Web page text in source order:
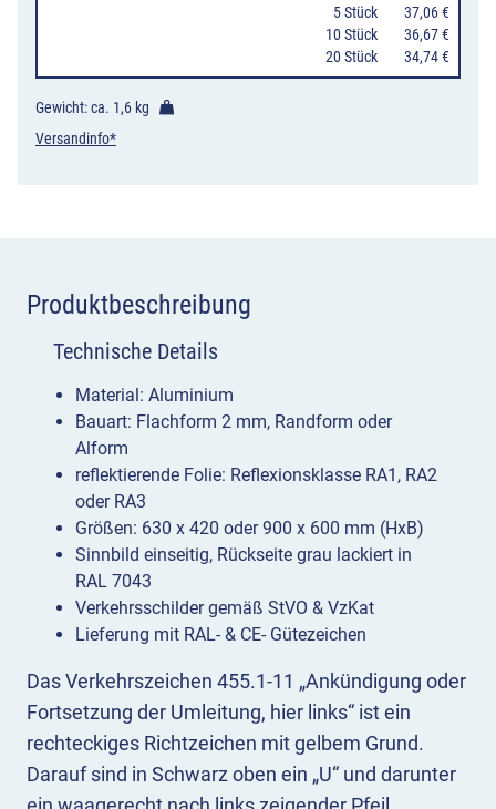
hier
links
Menge
5 Stück
37,06 €
10 Stück
36,67 €
20 Stück
34,74 €
Gewicht: ca. 1,6 kg
Versandinfo*
Produktbeschreibung
Das Verkehrszeichen 455.1-11 „Ankündigung oder
Fortsetzung der Umleitung, hier links“ ist ein
rechteckiges Richtzeichen mit gelbem Grund.
Darauf sind in Schwarz oben ein „U“ und darunter
Technische Details
Material: Aluminium
Bauart: Flachform 2 mm, Randform oder
Alform
reflektierende Folie: Reflexionsklasse RA1, RA2
oder RA3
Größen: 630 x 420 oder 900 x 600 mm (HxB)
Sinnbild einseitig, Rückseite grau lackiert in
RAL 7043
Verkehrsschilder gemäß StVO & VzKat
Lieferung mit RAL- & CE- Gütezeichen